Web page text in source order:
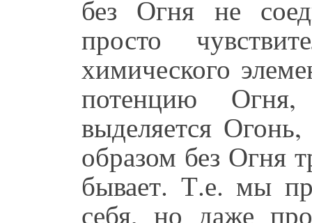
без Огня не
просто
химического
потенцию
выделяется
образом без Огня
бывает. Т.е. мы
себя, но даже